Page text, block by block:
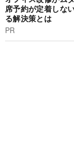
席予約が定着しな
る解決策とは
PR